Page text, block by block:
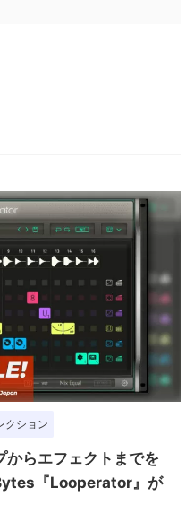
クション
からエフェクトまでを
『Looperator』が